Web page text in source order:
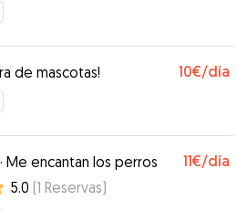
de mascotas! 10€/día
· Me encantan los perros 11€/día
5.0 (1 Reservas)